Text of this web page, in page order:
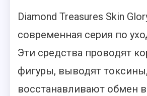
Diamond Treasures Skin
современная серия по
Эти средства проводят
фигуры, выводят токсины,
восстанавливают обмен